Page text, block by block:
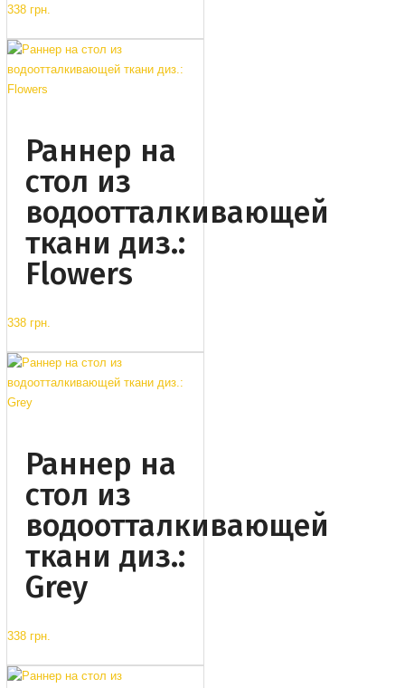
338 грн.
Раннер на
стол из
водоотталкивающей
ткани диз.:
Flowers
338 грн.
Раннер на
стол из
водоотталкивающей
ткани диз.:
Grey
338 грн.